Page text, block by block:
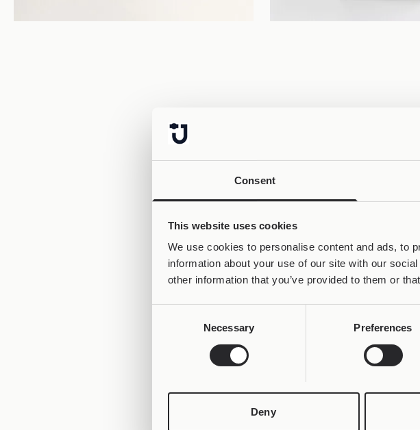
Consent
This website uses cookies
We use cookies to personalise content and ads, to
information about your use of our site with our
other information that you’ve provided to them or
Necessary Preferences
Deny